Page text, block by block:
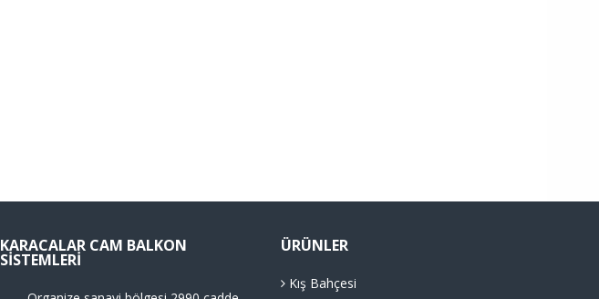
KARACALAR CAM BALKON
SISTEMLERI
ÜRÜNLER
Kış Bahçesi